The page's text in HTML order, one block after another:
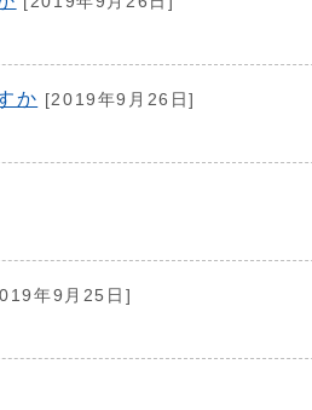
か [2019年9月26日]
年9月25日]